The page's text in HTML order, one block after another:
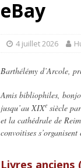
eBay
4 juillet 2026
Barthélémy d’Arcole,
Amis bibliophiles,
jusqu’au XIXe siècle
et la cathédrale de
convoitises s’organisent
Livres anciens